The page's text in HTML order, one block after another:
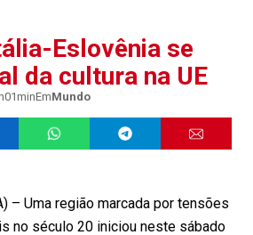
Eslovênia se
da cultura na UE
EmMundo
– Uma região marcada por tensões
no século 20 iniciou neste sábado